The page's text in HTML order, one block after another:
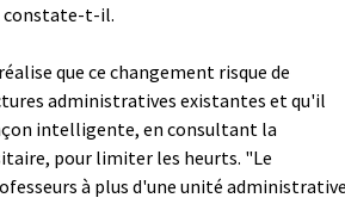
constate-t-il.
que ce changement risque de
administratives existantes et qu'il
intelligente, en consultant la
pour limiter les heurts. "Le
à plus d'une unité